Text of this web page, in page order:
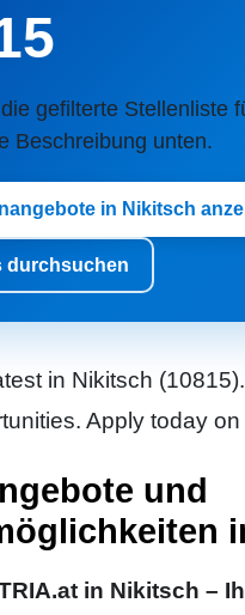
gefilterte Stellenliste
Beschreibung unten.
in Nikitsch
durchsuchen
in Nikitsch
Apply today
und
in Nikitsch –